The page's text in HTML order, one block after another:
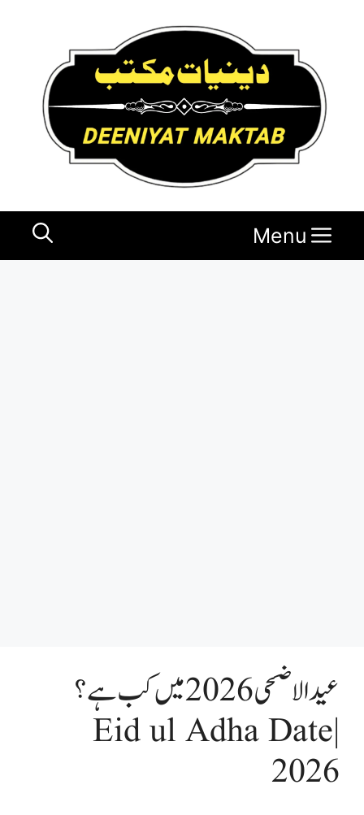
Menu
عید الاضحی 2026 میں کب ہے ؟
| Eid ul Adha Date
2026